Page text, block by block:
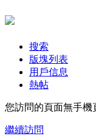
搜索
版塊列表
用戶信息
熱帖
您訪問的頁面無手機
繼續訪問